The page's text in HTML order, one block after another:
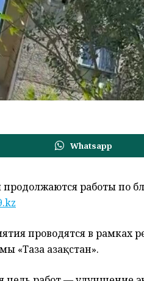
Whatsapp
продолжаются работы по
проводятся в рамках
«Таза Қазақстан».